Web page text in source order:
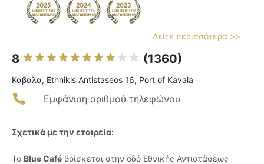
Δείτε περισσότερα >>
8 (1360)
Καβάλα, Ethnikis Antistaseos 16, Port of Kavala
Εμφάνιση αριθμού τηλεφώνου
Σχετικά με την εταιρεία:
Το Blue Café βρίσκεται στην οδό Εθνικής Αντιστάσεως